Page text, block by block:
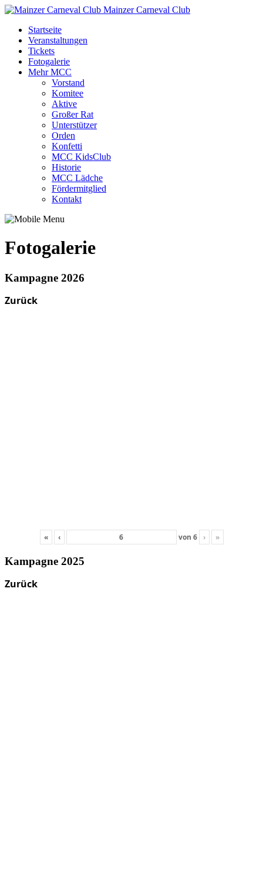
Mainzer Carneval Club
Startseite
Veranstaltungen
Tickets
Fotogalerie
Mehr MCC
Vorstand
Komitee
Aktive
Großer Rat
Unterstützer
Orden
Konfetti
MCC KidsClub
Historie
MCC Lädche
Fördermitglied
Kontakt
Fotogalerie
Kampagne 2026
Zurück
« ‹ von 6 › »
Kampagne 2025
Zurück